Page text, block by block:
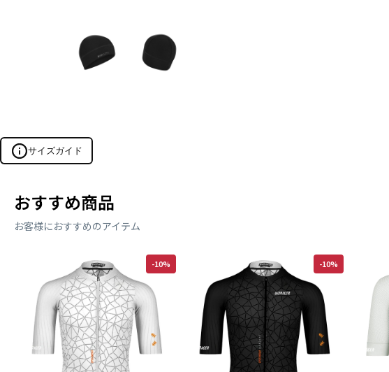
サイズガイド
サイズを探す
エアロスーツ・ジャージ・ビブショーツの3カテゴリーに対応
身長 (cm) 体重
サイズを検索
おすすめ商品
お客様におすすめのアイテム
-10% -10%